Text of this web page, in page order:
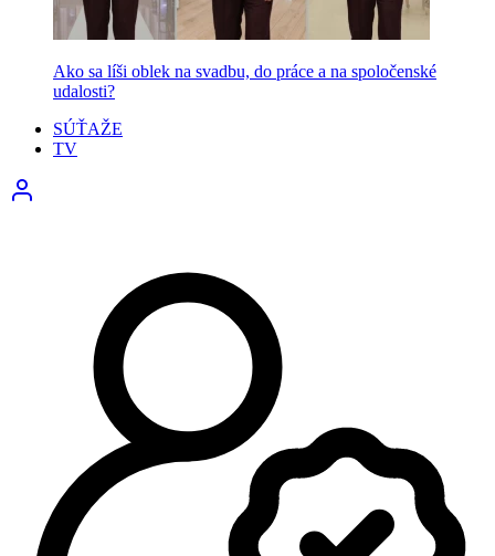
Ako sa líši oblek na svadbu, do práce a na spoločenské
udalosti?
SÚŤAŽE
TV